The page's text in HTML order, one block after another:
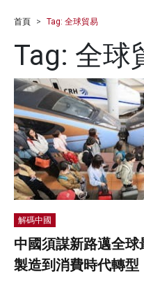
首頁 Tag: 全球貿易
Tag: 全球
解碼中國
中國須謀新路邁全球
製造到消費時代轉型